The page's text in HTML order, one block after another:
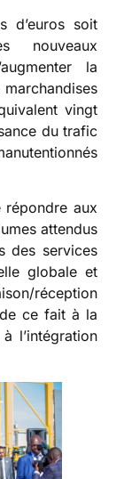
d’euros soit
nouveaux
la
vingt
du trafic
répondre aux
attendus
des services
globale et
réception
ce fait à la
l’intégration